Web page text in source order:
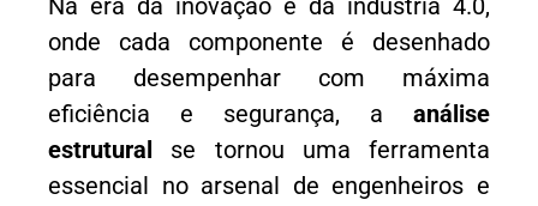
Na era da inovação e da indústria 4.0,
onde cada componente é desenhado
para desempenhar com máxima
eficiência e segurança, a análise
estrutural se tornou uma ferramenta
essencial no arsenal de engenheiros e